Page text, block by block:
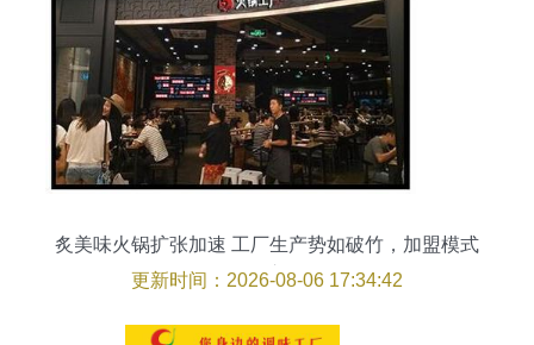
炙美味火锅扩张加速 工厂生产势如破竹，加盟模式
开拓市场
更新时间：2026-08-06 17:34:42